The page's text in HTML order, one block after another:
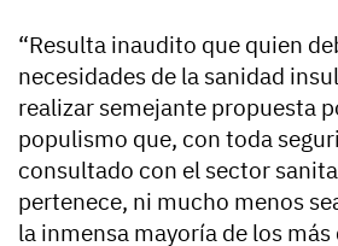
“Resulta inaudito que quien
necesidades de la sanidad
realizar semejante propuesta
populismo que, con toda
consultado con el sector
pertenece, ni mucho menos
la inmensa mayoría de los más